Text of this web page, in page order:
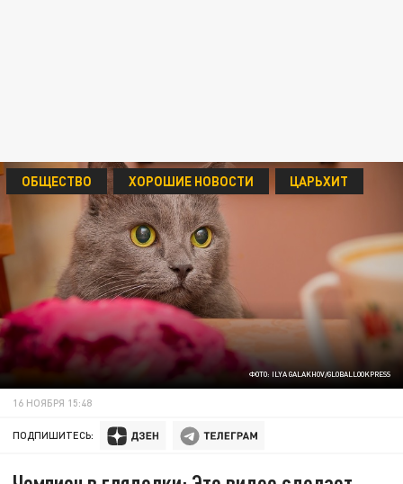
ФОТО: ILYA GALAKHOV/GLOBALLOOKPRESS
ОБЩЕСТВО ХОРОШИЕ НОВОСТИ ЦАРЬХИТ
16 НОЯБРЯ 15:48
ПОДПИШИТЕСЬ: